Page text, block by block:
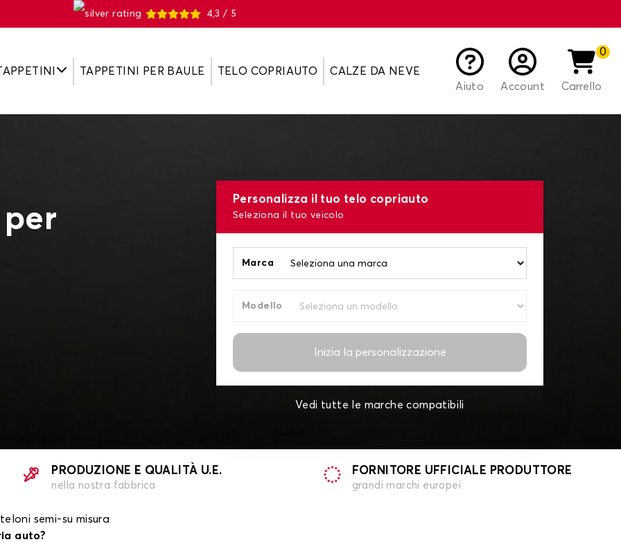
4,3 / 5
TAPPETINI PER BAULE TELO COPRIAUTO
CALZE DA NEVE
Aiuto
Account
0
Carrello
Personalizza il tuo telo copriauto
Seleziona il tuo veicolo
Marca
Modello
Inizia la personalizzazione
Vedi tutte le marche compatibili
PRODUZIONE E QUALITÀ U.E.
nella nostra fabbrica
FORNITORE UFFICIALE PRODUTTORE
grandi marchi europei
semi-su misura
auto?